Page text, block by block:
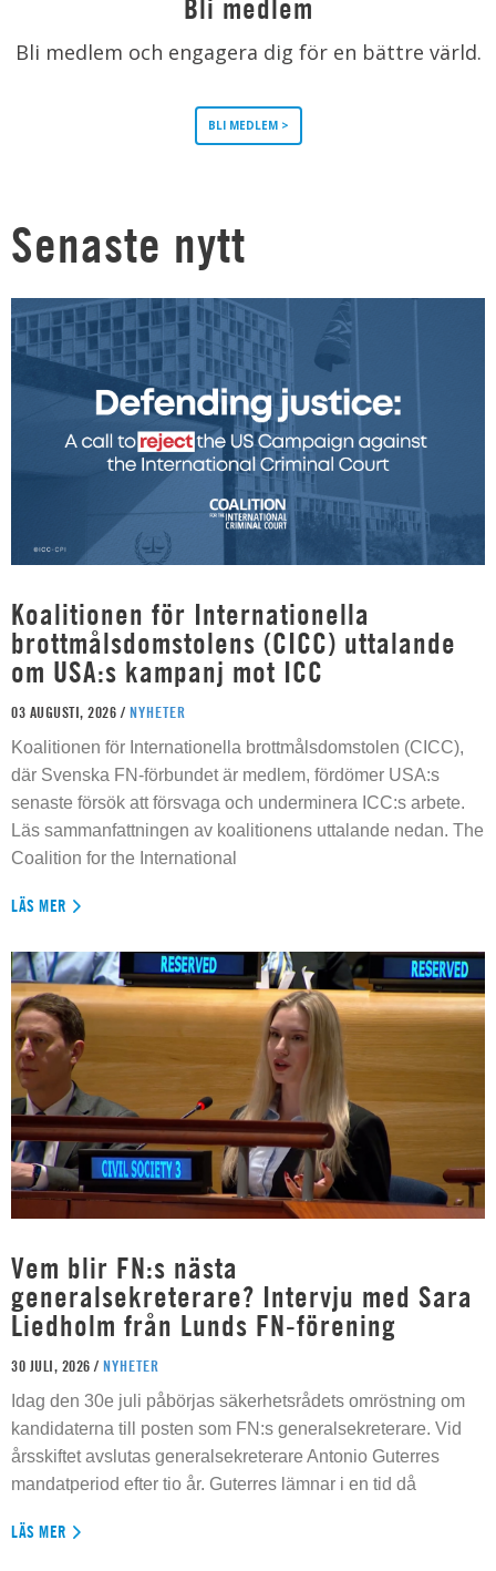
Bli medlem
Bli medlem och engagera dig för en bättre värld.
BLI MEDLEM >
Senaste nytt
Koalitionen för Internationella
brottmålsdomstolens (CICC) uttalande
om USA:s kampanj mot ICC
03 AUGUSTI, 2026 / NYHETER
Koalitionen för Internationella brottmålsdomstolen (CICC),
där Svenska FN-förbundet är medlem, fördömer USA:s
senaste försök att försvaga och underminera ICC:s arbete.
Läs sammanfattningen av koalitionens uttalande nedan. The
Coalition for the International
LÄS MER
Vem blir FN:s nästa
generalsekreterare? Intervju med Sara
Liedholm från Lunds FN-förening
30 JULI, 2026 / NYHETER
Idag den 30e juli påbörjas säkerhetsrådets omröstning om
kandidaterna till posten som FN:s generalsekreterare. Vid
årsskiftet avslutas generalsekreterare Antonio Guterres
mandatperiod efter tio år. Guterres lämnar i en tid då
LÄS MER